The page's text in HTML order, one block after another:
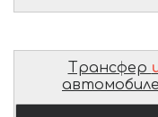
Трансфер
автомобиле